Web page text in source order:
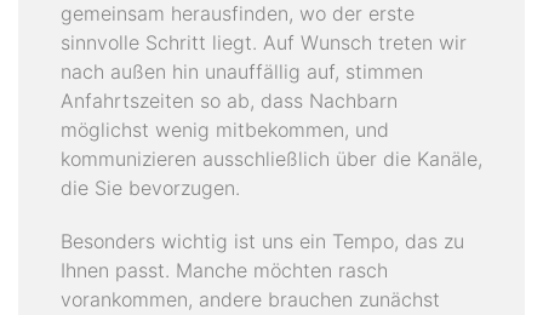
gemeinsam herausfinden, wo der erste
sinnvolle Schritt liegt. Auf Wunsch treten wir
nach außen hin unauffällig auf, stimmen
Anfahrtszeiten so ab, dass Nachbarn
möglichst wenig mitbekommen, und
kommunizieren ausschließlich über die Kanäle,
die Sie bevorzugen.
Besonders wichtig ist uns ein Tempo, das zu
Ihnen passt. Manche möchten rasch
vorankommen, andere brauchen zunächst